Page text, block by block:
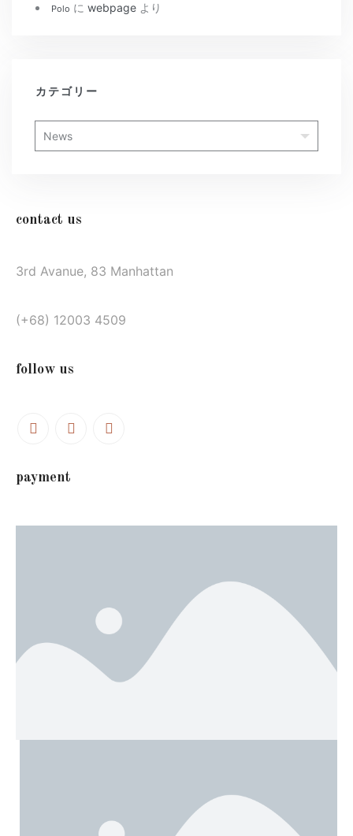
Polo に webpage より
カテゴリー
contact us
3rd Avanue, 83 Manhattan
(+68) 12003 4509
follow us
payment